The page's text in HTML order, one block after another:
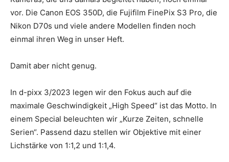
vor. Die Canon EOS 350D, die Fujifilm FinePix S3 Pro, die
Nikon D70s und viele andere Modellen finden noch
einmal ihren Weg in unser Heft.
Damit aber nicht genug.
In d-pixx 3/2023 legen wir den Fokus auch auf die
maximale Geschwindigkeit „High Speed“ ist das Motto. In
einem Special beleuchten wir „Kurze Zeiten, schnelle
Serien“. Passend dazu stellen wir Objektive mit einer
Lichstärke von 1:1,2 und 1:1,4.